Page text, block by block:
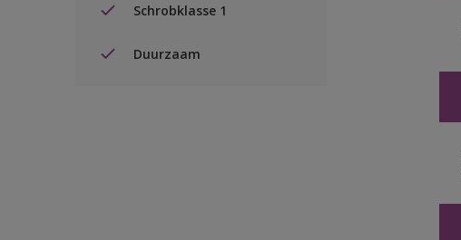
Schrobklasse 1
Duurzaam